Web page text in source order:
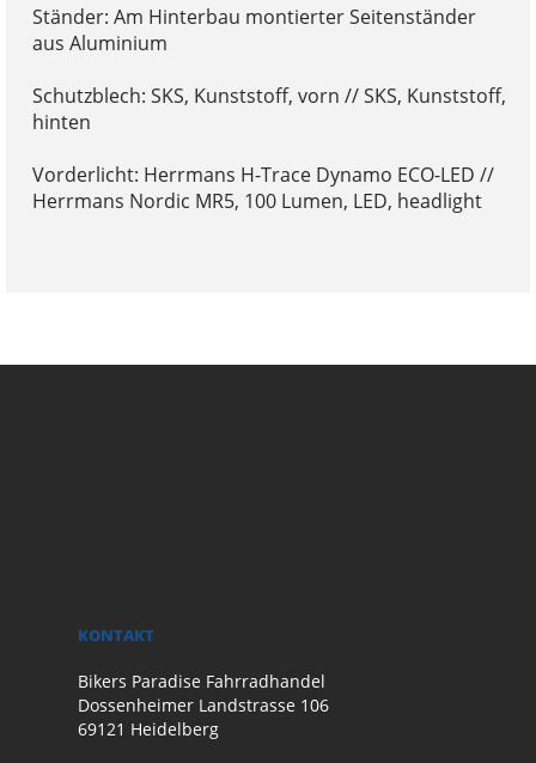
Ständer: Am Hinterbau montierter Seitenständer
aus Aluminium
Schutzblech: SKS, Kunststoff, vorn // SKS, Kunststoff,
hinten
Vorderlicht: Herrmans H-Trace Dynamo ECO-LED //
Herrmans Nordic MR5, 100 Lumen, LED, headlight
KONTAKT
Bikers Paradise Fahrradhandel
Dossenheimer Landstrasse 106
69121 Heidelberg